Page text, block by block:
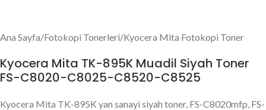
Ana Sayfa/Fotokopi Tonerleri/Kyocera Mita Fotokopi Toner
Kyocera Mita TK-895K Muadil Siyah Toner
FS-C8020-C8025-C8520-C8525
Kyocera Mita TK-895K yan sanayi siyah toner, FS-C8020mfp, FS-